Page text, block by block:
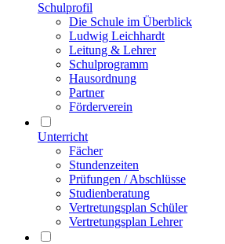
Schulprofil
Die Schule im Überblick
Ludwig Leichhardt
Leitung & Lehrer
Schulprogramm
Hausordnung
Partner
Förderverein
Unterricht
Fächer
Stundenzeiten
Prüfungen / Abschlüsse
Studienberatung
Vertretungsplan Schüler
Vertretungsplan Lehrer